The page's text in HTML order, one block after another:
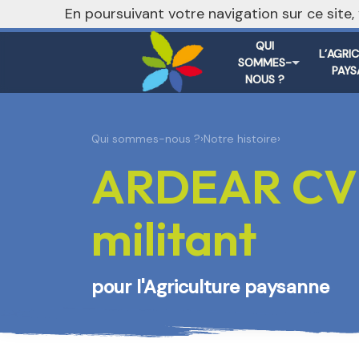
QUI
SOMMES-
NOUS ?
nivo_2026: 1
Qui sommes-nous ?›Notre histoire›
ARDEAR
militant
pour l'Agriculture paysanne
En poursuivant votre navigation sur ce